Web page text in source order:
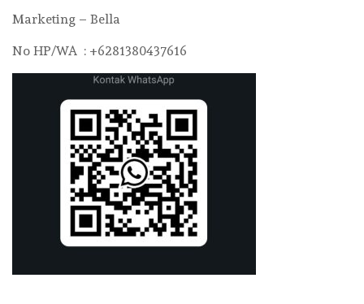
Marketing – Bella
No HP/WA : +6281380437616